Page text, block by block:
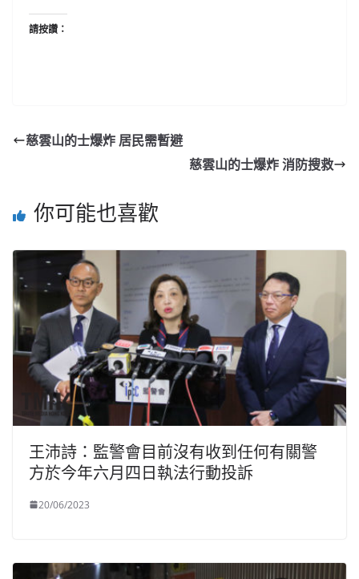
請按讚：
慈雲山的士爆炸 居民需暫避
慈雲山的士爆炸 消防搜救
你可能也喜歡
王沛詩：監警會目前沒有收到任何有關警
方於今年六月四日執法行動投訴
20/06/2023